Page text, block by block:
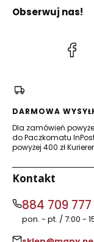
Obserwuj nas!
DARMOWA
Dla zamówień
do Paczkomatu
powyżej 400 zł
Kontakt
884 709 777
pon. - pt. / 7:00 -